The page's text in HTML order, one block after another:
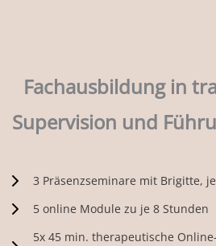
Fachausbildung in
Supervision und
3 Präsenzseminare mit Brigitte,
5 online Module zu je 8 Stunden
5x 45 min. therapeutische